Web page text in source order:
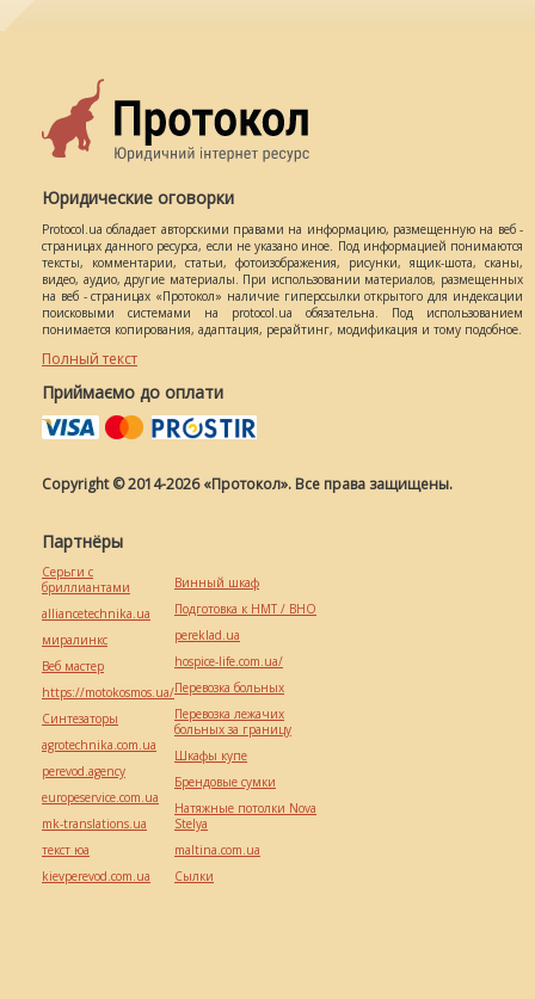
Юридические оговорки
Protocol.ua обладает авторскими правами на информацию, размещенную на веб -
страницах данного ресурса, если не указано иное. Под информацией понимаются
тексты, комментарии, статьи, фотоизображения, рисунки, ящик-шота, сканы,
видео, аудио, другие материалы. При использовании материалов, размещенных
на веб - страницах «Протокол» наличие гиперссылки открытого для индексации
поисковыми системами на protocol.ua обязательна. Под использованием
понимается копирования, адаптация, рерайтинг, модификация и тому подобное.
Полный текст
Приймаємо до оплати
Copyright © 2014-2026 «Протокол». Все права защищены.
Партнёры
Серьги с
бриллиантами
alliancetechnika.ua
миралинкс
Веб мастер
https://motokosmos.ua/
Синтезаторы
agrotechnika.com.ua
perevod.agency
europeservice.com.ua
mk-translations.ua
текст юа
kievperevod.com.ua
Винный шкаф
Подготовка к НМТ / ВНО
pereklad.ua
hospice-life.com.ua/
Перевозка больных
Перевозка лежачих
больных за границу
Шкафы купе
Брендовые сумки
Натяжные потолки Nova
Stelya
maltina.com.ua
Cылки